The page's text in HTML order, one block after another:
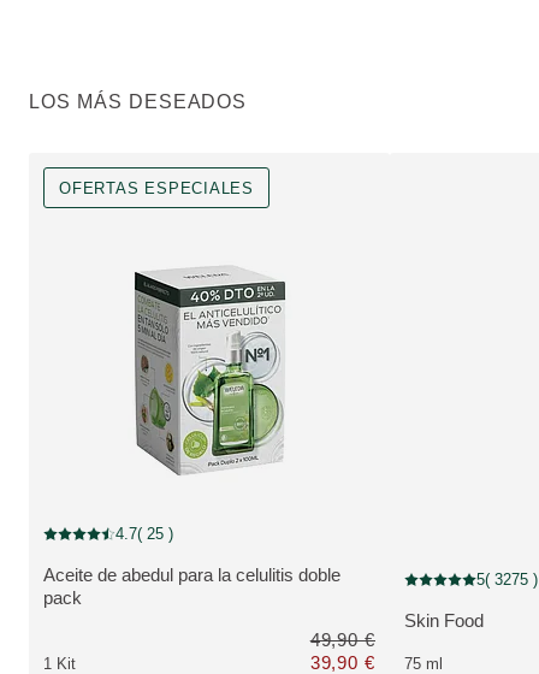
LOS MÁS DESEADOS
OFERTAS ESPECIALES
OFERTAS ESPECIALES, Descuento
VER PRODUCTO:
Aceite de abedul para la celulitis doble
pack
Puntuación: 4.7 / 5 estrellas 25 valoraciones de usuarios
4.7( 25 )
1 Kit
49,90 €
39,90 €
VER
Skin Food
Puntuación: 5 / 5
5( 3275 )
75 ml